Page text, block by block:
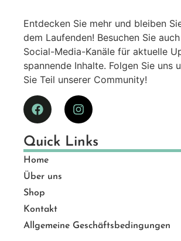
Entdecken Sie mehr und bleiben
dem Laufenden! Besuchen Sie
Social-Media-Kanäle für aktuelle
spannende Inhalte. Folgen Sie uns
Sie Teil unserer Community!
Quick Links
Home
Über uns
Shop
Kontakt
Allgemeine Geschäftsbedingungen